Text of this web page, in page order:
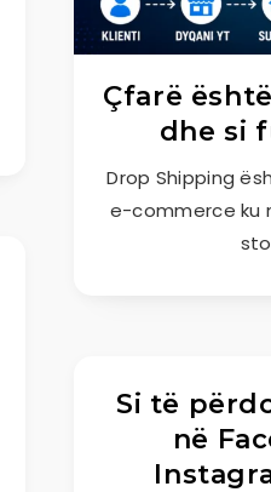
Çfarë
dhe si
Drop Shipping
e-commerce ku
Si të
në